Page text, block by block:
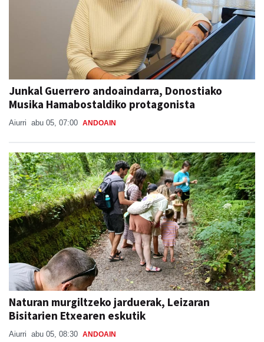
Junkal Guerrero andoaindarra, Donostiako
Musika Hamabostaldiko protagonista
Aiurri abu 05, 07:00 ANDOAIN
Naturan murgiltzeko jarduerak, Leizaran
Bisitarien Etxearen eskutik
Aiurri abu 05, 08:30 ANDOAIN